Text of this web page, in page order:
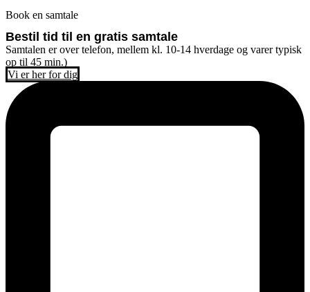
Book en samtale
Bestil tid til en gratis samtale
Samtalen er over telefon, mellem kl. 10-14 hverdage og varer typisk
op til 45 min.)
Vi er her for dig